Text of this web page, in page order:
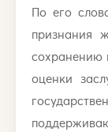
По его
признания
сохранению
оценки